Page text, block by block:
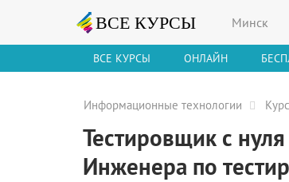
Минск
ВСЕ КУРСЫ ОНЛАЙН
Информационные технологии
Тестировщик с
Инженера по